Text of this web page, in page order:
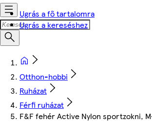
Ugrás a fő tartalomra
Ugrás a kereséshez
Otthon-hobbi
Ruházat
Férfi ruházat
F&F fehér Active Nylon sportzokni,